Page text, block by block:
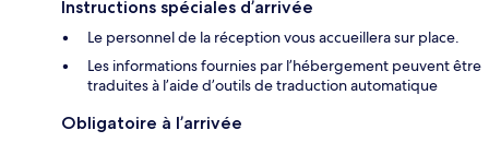
Instructions spéciales d’arrivée
Le personnel de la réception vous accueillera sur place.
Les informations fournies par l’hébergement peuvent être
traduites à l’aide d’outils de traduction automatique
Obligatoire à l’arrivée